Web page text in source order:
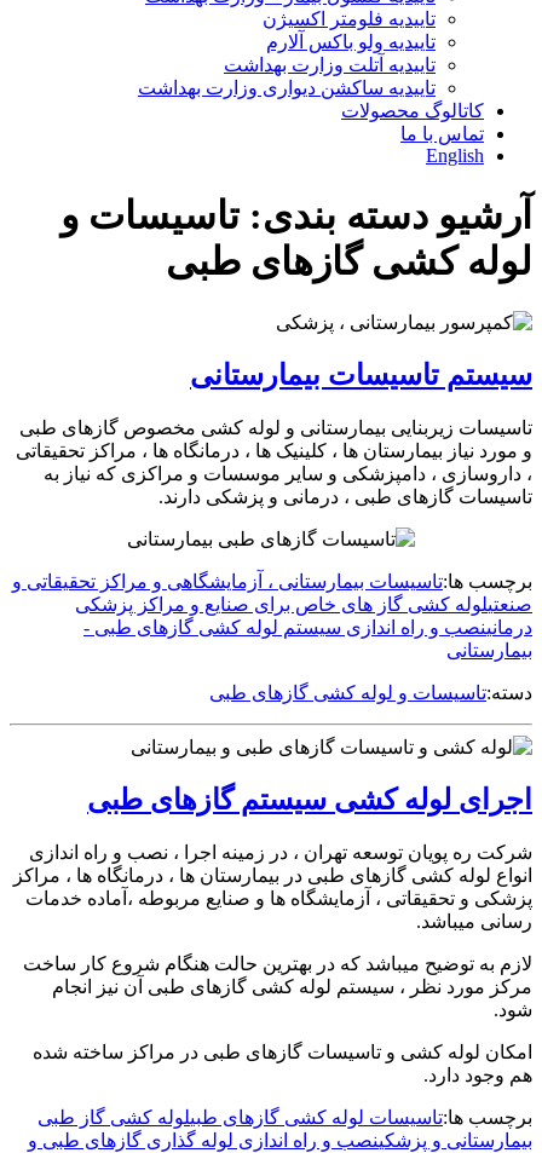
تاییدیه فلومتر اکسیژن
تاییدیه ولو باکس آلارم
تاییدیه آتلت وزارت بهداشت
تاییدیه ساکشن دیواری وزارت بهداشت
کاتالوگ محصولات
تماس با ما
English
آرشیو دسته بندی:تاسیسات و
لوله کشی گازهای طبی
سیستم تاسیسات بیمارستانی
تاسیسات زیربنایی بیمارستانی و لوله کشی مخصوص گازهای طبی
و مورد نیاز بیمارستان ها ، کلینیک ها ، درمانگاه ها ، مراکز تحقیقاتی
، داروسازی ، دامپزشکی و سایر موسسات و مراکزی که نیاز به
تاسیسات گازهای طبی ، درمانی و پزشکی دارند.
برچسب ها:تاسیسات بیمارستانی ، آزمایشگاهی و مراکز تحقیقاتی و
صنعتیلوله کشی گاز های خاص برای صنایع و مراکز پزشکی
درمانینصب و راه اندازی سیستم لوله کشی گازهای طبی -
بیمارستانی
دسته:تاسیسات و لوله کشی گازهای طبی
اجرای لوله کشی سیستم گازهای طبی
شرکت ره پویان توسعه تهران ، در زمینه اجرا ، نصب و راه اندازی
انواع لوله کشی گازهای طبی در بیمارستان ها ، درمانگاه ها ، مراکز
پزشکی و تحقیقاتی ، آزمایشگاه ها و صنایع مربوطه ،آماده خدمات
رسانی میباشد.
لازم به توضیح میباشد که در بهترین حالت هنگام شروع کار ساخت
مرکز مورد نظر ، سیستم لوله کشی گازهای طبی آن نیز انجام
شود.
امکان لوله کشی و تاسیسات گازهای طبی در مراکز ساخته شده
هم وجود دارد.
برچسب ها:تاسیسات لوله کشی گازهای طبیلوله کشی گاز طبی
بیمارستانی و پزشکینصب و راه اندازی لوله گذاری گازهای طبی و